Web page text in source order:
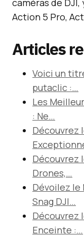
caméras de
Action 5 Pro,
Articles
Voici un
putaclic :…
Les
: Ne…
Découvrez
Découvrez
Drones,…
Dévoilez le
Snag DJI…
Découvrez
Enceinte :…